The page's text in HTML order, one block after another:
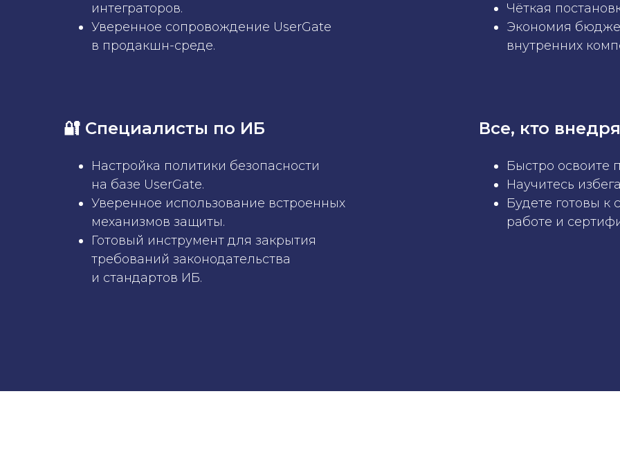
интеграторов.
Уверенное сопровождение UserGate
в продакшн-среде.
Чёткая
Экономия
внутренних
🔐 Специалисты по ИБ
Настройка политики безопасности
на базе UserGate.
Уверенное использование встроенных
механизмов защиты.
Готовый инструмент для закрытия
требований законодательства
и стандартов ИБ.
Все, кто
Быстро освоите
Научитесь
Будете готовы к
работе и